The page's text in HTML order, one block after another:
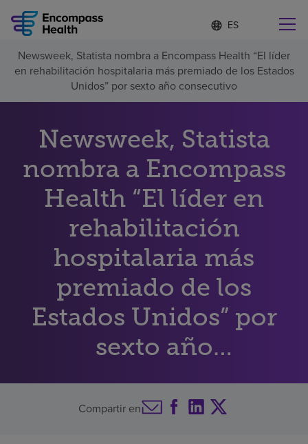
Lista
de
idiomas
contraída
d
o
m
a
e
c
c
i
n
d
Encuentre una localidad cerca de usted
Por qué debe elegirnos
Servicios de rehabilitación
Recursos de salud
Acerca de nosotros
Inversores
Newsweek, Statista nombra a Encompass Health “El líder
en rehabilitación hospitalaria más premiado de los Estados
Unidos” por sexto año consecutivo
Newsweek, Statista
nombra a Encompass
Health “El líder en
rehabilitación
hospitalaria más
premiado de los
Estados Unidos” por
sexto año
consecutivo
Compartir en